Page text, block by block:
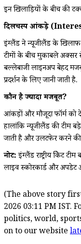
इन खिलाड़ियों के बीच की
दिलचस्प आंकड़े
इंग्लैंड ने न्यूजीलैंड के
टीमों के बीच मुकाबले अक्सर
बल्लेबाजी लाइनअप बेहद
प्रदर्शन के लिए जानी जाती है.
कौन है ज्यादा मजबूत?
आंकड़ों और मौजूदा फॉर्म को
हालांकि न्यूजीलैंड की टीम
जाती है और उलटफेर करने की
नोट:इंग्लैंड राष्ट्रीय क्रिकेट
लाइव स्कोरकार्ड और
(The above story
2026 03:11 PM IST.
politics, world,
on to our website